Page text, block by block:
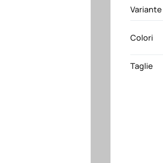
Variante
Colori
Taglie